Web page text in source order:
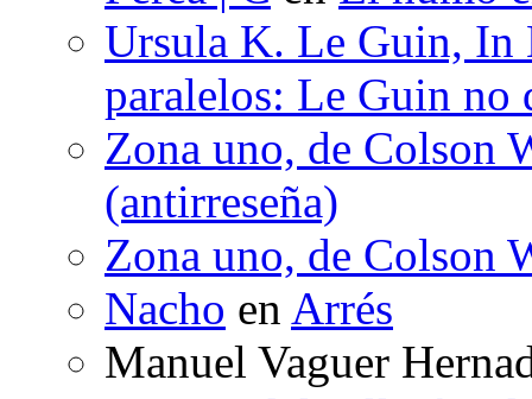
Ursula K. Le Guin, In
paralelos: Le Guin no
Zona uno, de Colson
(antirreseña)
Zona uno, de Colson
Nacho en Arrés
Manuel Vaguer